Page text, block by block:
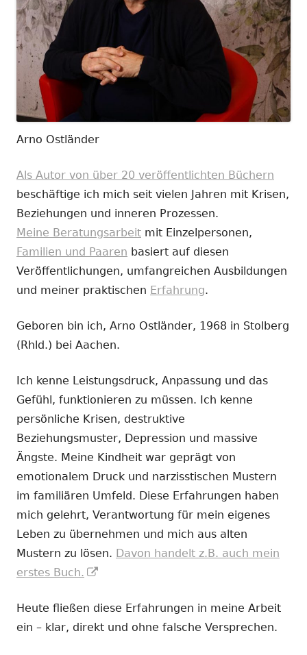
Arno Ostländer
Als Autor von über 20 veröffentlichten Büchern
beschäftige ich mich seit vielen Jahren mit Krisen,
Beziehungen und inneren Prozessen.
Meine Beratungsarbeit mit Einzelpersonen,
Familien und Paaren basiert auf diesen
Veröffentlichungen, umfangreichen Ausbildungen
und meiner praktischen Erfahrung.
Geboren bin ich, Arno Ostländer, 1968 in Stolberg
(Rhld.) bei Aachen.
Ich kenne Leistungsdruck, Anpassung und das
Gefühl, funktionieren zu müssen. Ich kenne
persönliche Krisen, destruktive
Beziehungsmuster, Depression und massive
Ängste. Meine Kindheit war geprägt von
emotionalem Druck und narzisstischen Mustern
im familiären Umfeld. Diese Erfahrungen haben
mich gelehrt, Verantwortung für mein eigenes
Leben zu übernehmen und mich aus alten
Mustern zu lösen. Davon handelt z.B. auch mein
erstes Buch.
Fenster
öffnen
Heute fließen diese Erfahrungen in meine Arbeit
ein – klar, direkt und ohne falsche Versprechen.